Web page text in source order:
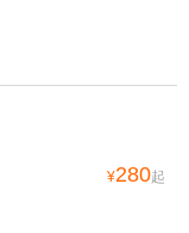
¥280起